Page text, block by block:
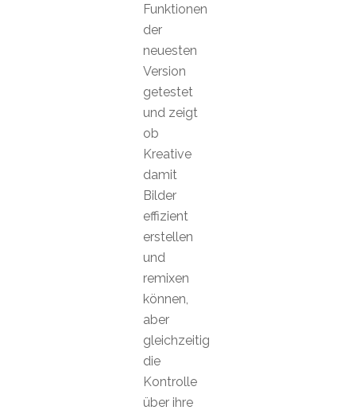
Funktionen
der
neuesten
Version
getestet
und zeigt
ob
Kreative
damit
Bilder
effizient
erstellen
und
remixen
können,
aber
gleichzeitig
die
Kontrolle
über ihre